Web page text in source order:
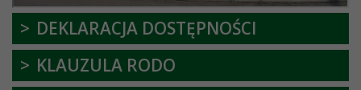
DEKLARACJA DOSTĘPNOŚCI
KLAUZULA RODO